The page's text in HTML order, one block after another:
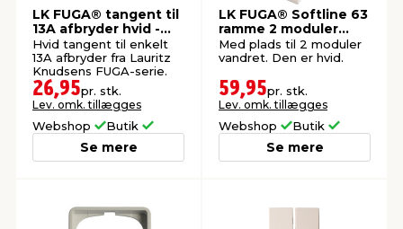
LK FUGA® tangent til
13A afbryder hvid -
Elworks
Hvid tangent til enkelt
13A afbryder fra Lauritz
Knudsens FUGA-serie.
26,95pr. stk.
Lev. omk. tillægges
Webshop Butik
Se mere
LK FUGA® Softline 63
ramme 2 moduler
vandret
Med plads til 2 moduler
vandret. Den er hvid.
59,95pr. stk.
Lev. omk. tillægges
Webshop Butik
Se mere